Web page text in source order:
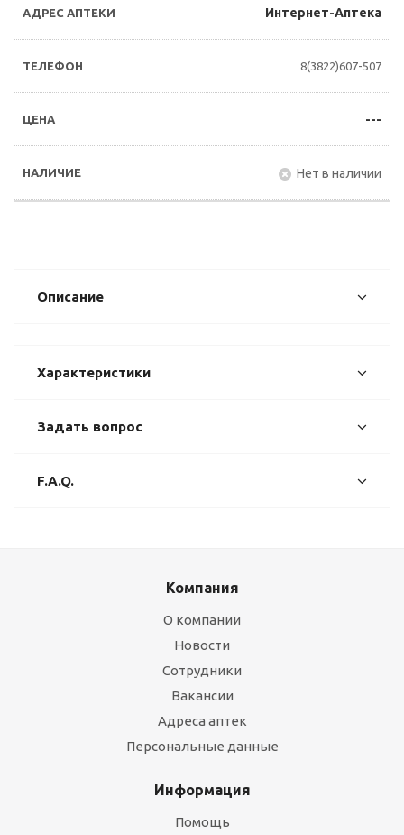
Интернет-Аптека
8(3822)607-507
---
Нет в наличии
Описание
Характеристики
Задать вопрос
F.A.Q.
Компания
О компании
Новости
Сотрудники
Вакансии
Адреса аптек
Персональные данные
Информация
Помощь